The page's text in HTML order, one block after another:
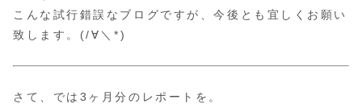
こんな試行錯誤なブログですが、今後とも宜しくお願い
致します。(/∀＼*)
さて、では3ヶ月分のレポートを。